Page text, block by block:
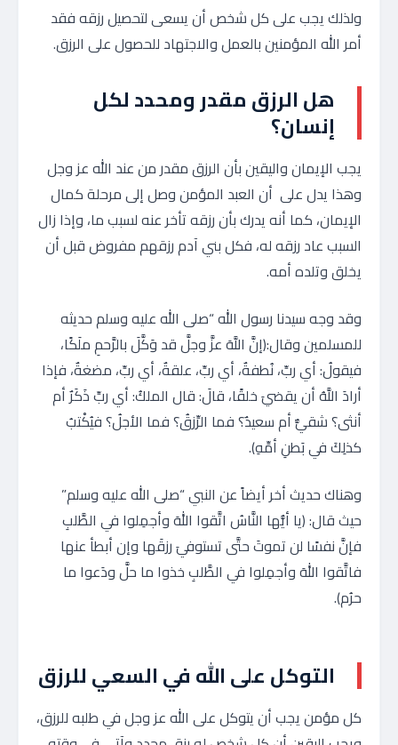
ولذلك يجب على كل شخص أن يسعى لتحصيل رزقه فقد
أمر الله المؤمنين بالعمل والاجتهاد للحصول على الرزق.
هل الرزق مقدر ومحدد لكل
إنسان؟
يجب الإيمان واليقين بأن الرزق مقدر من عند الله عز وجل
وهذا يدل على أن العبد المؤمن وصل إلى مرحلة كمال
الإيمان، كما أنه يدرك بأن رزقه تأخر عنه لسبب ما، وإذا زال
السبب عاد رزقه له، فكل بني آدم رزقهم مفروض قبل أن
يخلق وتلده أمه.
وقد وجه سيدنا رسول الله “صلى الله عليه وسلم حديثه
للمسلمين وقال:(إنَّ اللَّهَ عزَّ وجلَّ قد وَكَّلَ بالرَّحمِ ملَكًا،
فيقولُ: أي ربِّ، نُطفةٌ، أي ربِّ، علقةٌ، أي ربِّ، مضغةٌ، فإذا
أرادَ اللَّهُ أن يقضيَ خلقًا، قالَ: قال الملكُ: أي ربِّ ذَكَرٌ أم
أنثى؟ شقيٌّ أم سعيدٌ؟ فما الرِّزقُ؟ فما الأجلُ؟ فيُكْتبُ
كذلِكَ في بَطنِ أمِّهِ).
وهناك حديث أخر أيضاً عن النبي “صلى الله عليه وسلم”
حيث قال: (يا أيُّها النَّاسُ اتَّقوا اللهَ وأجمِلوا في الطَّلبِ
فإنَّ نفسًا لن تموتَ حتَّى تستوفيَ رزقَها وإن أبطأ عنها
فاتَّقوا اللهَ وأجمِلوا في الطَّلبِ خذوا ما حلَّ ودَعوا ما
حرُم).
التوكل على الله في السعي للرزق
كل مؤمن يجب أن يتوكل على الله عز وجل في طلبه للرزق،